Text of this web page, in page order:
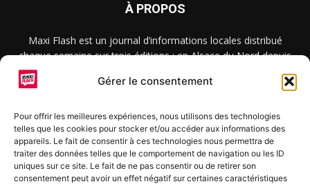
Gérer le consentement
Pour offrir les meilleures expériences, nous utilisons des technologies
telles que les cookies pour stocker et/ou accéder aux informations des
appareils. Le fait de consentir à ces technologies nous permettra de
traiter des données telles que le comportement de navigation ou les ID
uniques sur ce site. Le fait de ne pas consentir ou de retirer son
consentement peut avoir un effet négatif sur certaines caractéristiques
À PROPOS
Maxi Flash est un journal d’informations locales distribué
chaque semaine sur trois éditions : en Alsace du Nord depuis
2015, dans les secteurs d’Obernai-Molsheim-Erstein depuis
2022, et à Colmar, Vignoble et Plaine depuis 2023.
SUIVEZ-NOUS